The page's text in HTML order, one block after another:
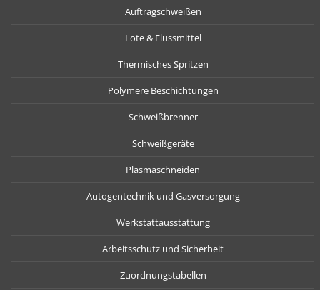
Auftragschweißen
Lote & Flussmittel
Thermisches Spritzen
Polymere Beschichtungen
Schweißbrenner
Schweißgeräte
Plasmaschneiden
Autogentechnik und Gasversorgung
Werkstattausstattung
Arbeitsschutz und Sicherheit
Zuordnungstabellen